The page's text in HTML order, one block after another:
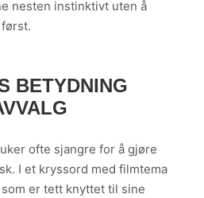
nesten instinktivt uten å
BETYDNING
ofte sjangre for å gjøre
I et kryssord med filmtema
er tett knyttet til sine